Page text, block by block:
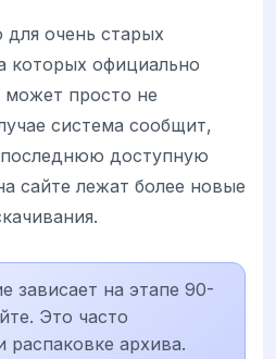
для очень старых
которых официально
может просто не
система сообщит,
последнюю доступную
сайте лежат более новые
зависает на этапе 90-
Это часто
распаковке архива.